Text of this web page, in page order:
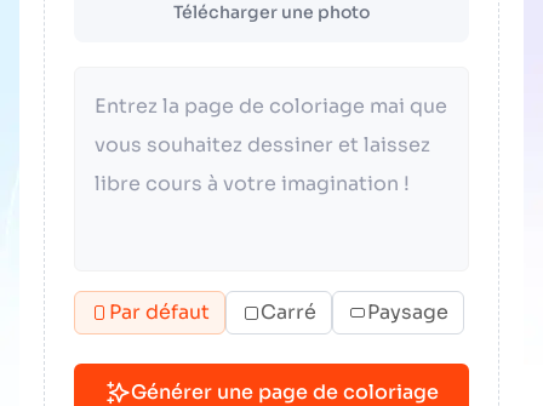
Télécharger une photo
Par défaut Carré Paysage
Générer une page de coloriage